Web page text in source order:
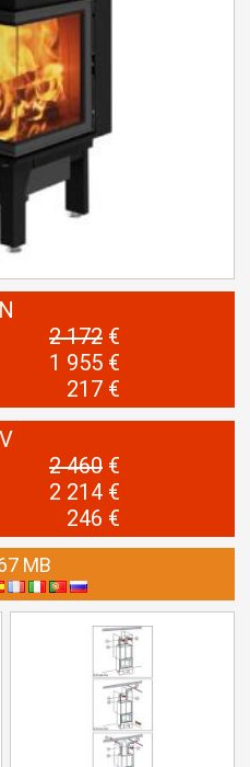
N
2 172 €
1 955 €
217 €
V
2 460 €
2 214 €
246 €
MB